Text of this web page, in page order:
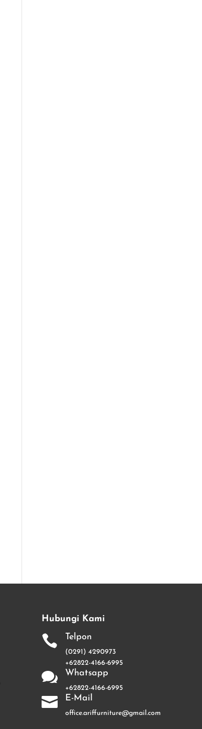
Hubungi Kami
 Telpon
(0291) 4290973
+62822-4166-6995
 Whatsapp
+62822-4166-6995
 E-Mail
office.ariffurniture@gmail.com